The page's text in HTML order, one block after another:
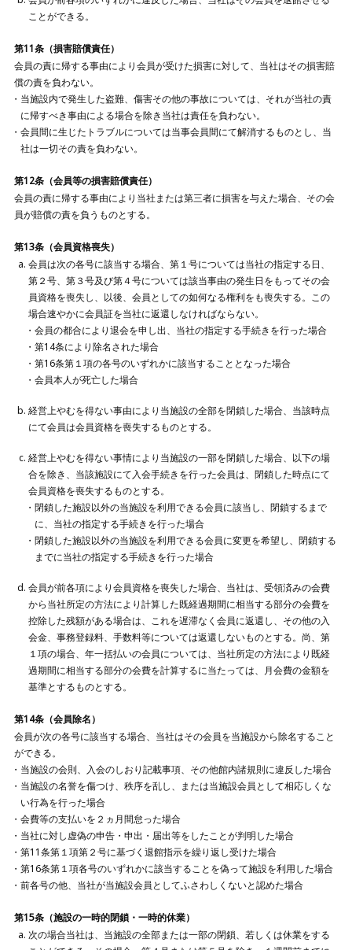
ことができる。
第11条（損害賠償責任）
会員の責に帰する事由により会員が受けた損害に対して、当社はその損害賠
償の責を負わない。
当施設内で発生した盗難、傷害その他の事故については、それが当社の責
に帰すべき事由による場合を除き当社は責任を負わない。
会員間に生じたトラブルについては当事会員間にて解消するものとし、当
社は一切その責を負わない。
第12条（会員等の損害賠償責任）
会員の責に帰する事由により当社または第三者に損害を与えた場合、その会
員が賠償の責を負うものとする。
第13条（会員資格喪失）
会員は次の各号に該当する場合、第１号については当社の指定する日、
第２号、第３号及び第４号については該当事由の発生日をもってその会
員資格を喪失し、以後、会員としての如何なる権利をも喪失する。この
場合速やかに会員証を当社に返還しなければならない。
会員の都合により退会を申し出、当社の指定する手続きを行った場合
第14条により除名された場合
第16条第１項の各号のいずれかに該当することとなった場合
会員本人が死亡した場合
経営上やむを得ない事由により当施設の全部を閉鎖した場合、当該時点
にて会員は会員資格を喪失するものとする。
経営上やむを得ない事情により当施設の一部を閉鎖した場合、以下の場
合を除き、当該施設にて入会手続きを行った会員は、閉鎖した時点にて
会員資格を喪失するものとする。
閉鎖した施設以外の当施設を利用できる会員に該当し、閉鎖するまで
に、当社の指定する手続きを行った場合
閉鎖した施設以外の当施設を利用できる会員に変更を希望し、閉鎖する
までに当社の指定する手続きを行った場合
会員が前各項により会員資格を喪失した場合、当社は、受領済みの会費
から当社所定の方法により計算した既経過期間に相当する部分の会費を
控除した残額がある場合は、これを遅滞なく会員に返還し、その他の入
会金、事務登録料、手数料等については返還しないものとする。尚、第
１項の場合、年一括払いの会員については、当社所定の方法により既経
過期間に相当する部分の会費を計算するに当たっては、月会費の金額を
基準とするものとする。
第14条（会員除名）
会員が次の各号に該当する場合、当社はその会員を当施設から除名すること
ができる。
当施設の会則、入会のしおり記載事項、その他館内諸規則に違反した場合
当施設の名誉を傷つけ、秩序を乱し、または当施設会員として相応しくな
い行為を行った場合
会費等の支払いを２ヵ月間怠った場合
当社に対し虚偽の申告・申出・届出等をしたことが判明した場合
第11条第１項第２号に基づく退館指示を繰り返し受けた場合
第16条第１項各号のいずれかに該当することを偽って施設を利用した場合
前各号の他、当社が当施設会員としてふさわしくないと認めた場合
第15条（施設の一時的閉鎖・一時的休業）
次の場合当社は、当施設の全部または一部の閉鎖、若しくは休業をする